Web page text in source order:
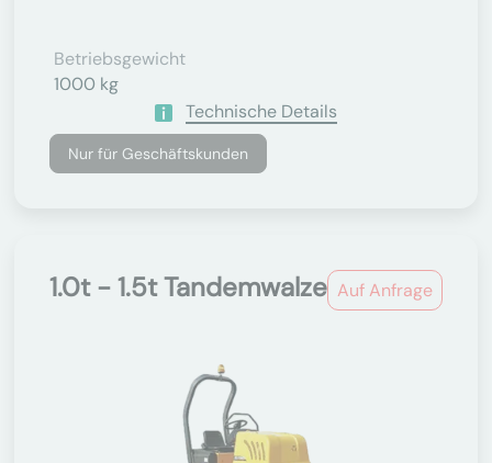
Betriebsgewicht
1000 kg
Technische Details
Nur für Geschäftskunden
Auf Anfrage
1.0t - 1.5t Tandemwalze